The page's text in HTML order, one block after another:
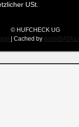
USt.
© HUFCHECK UG
| Cached by ecomDATA